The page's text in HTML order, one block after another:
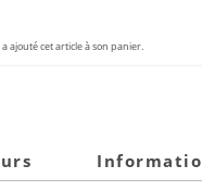
ajouté cet article à son panier.